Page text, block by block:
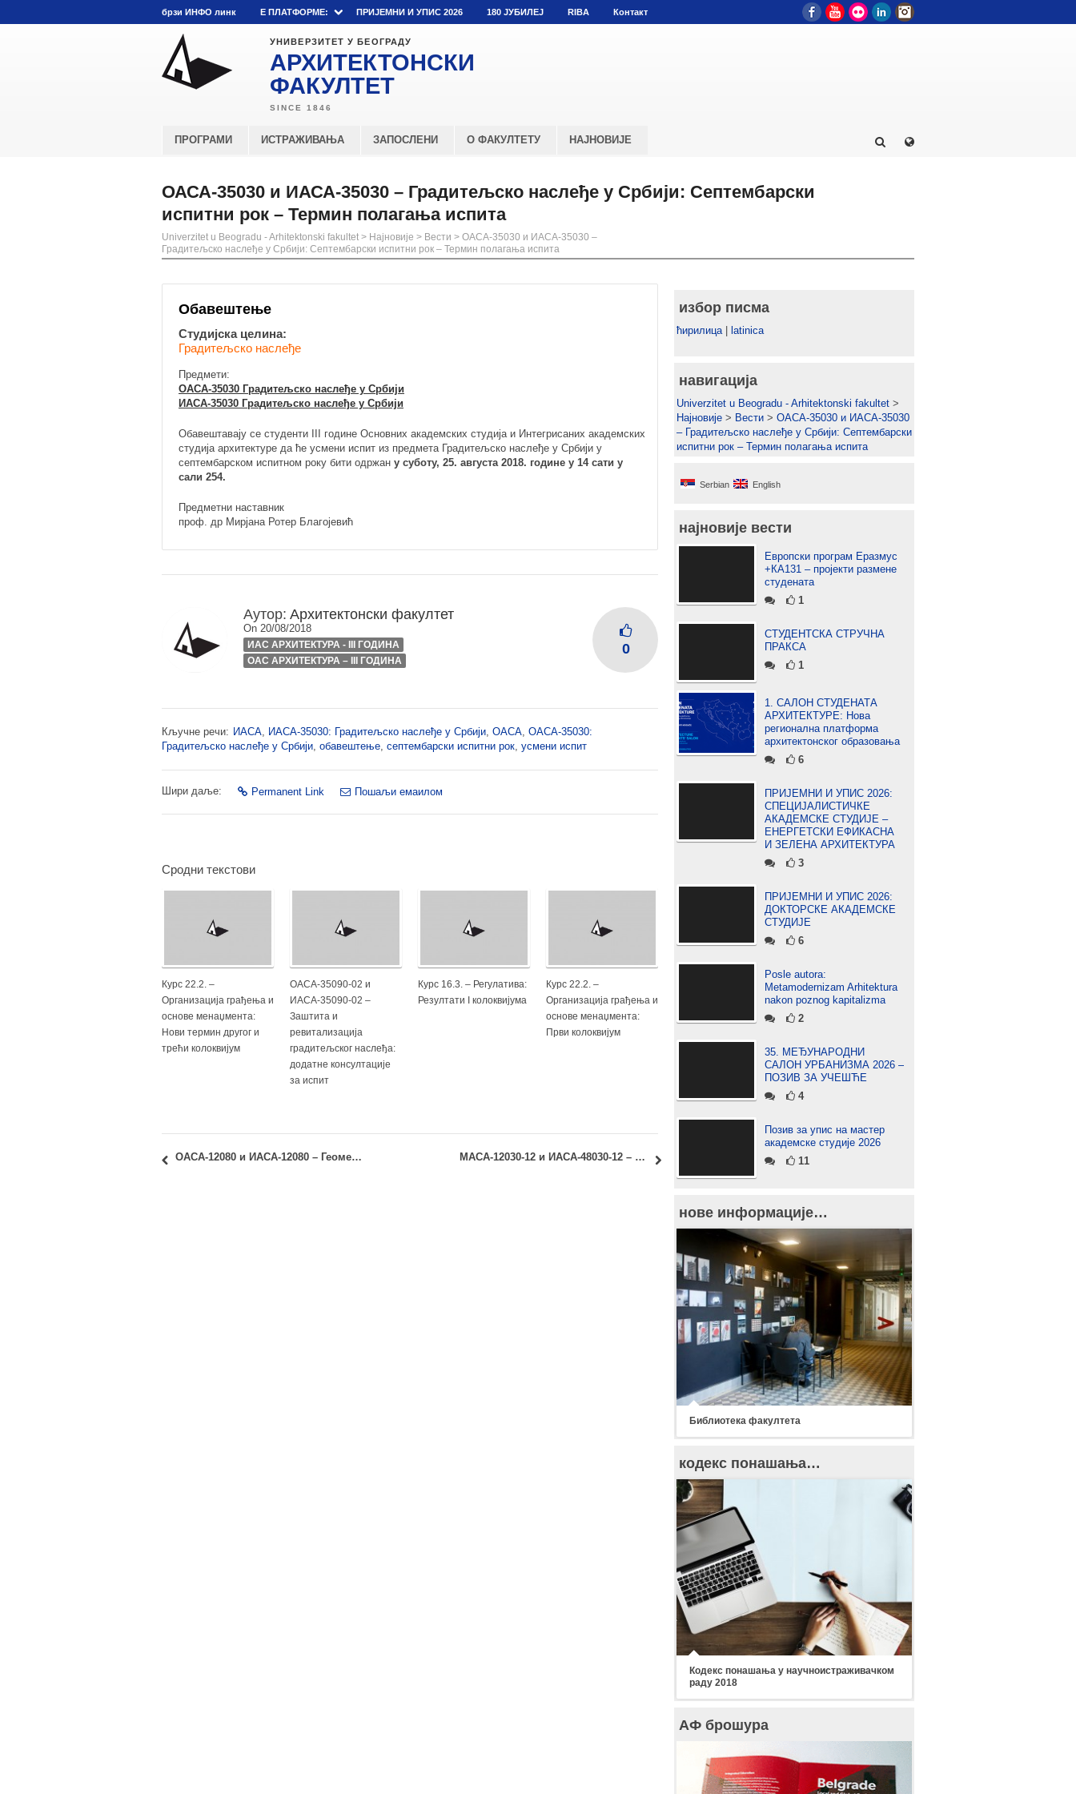
брзи ИНФО линк E ПЛАТФОРМЕ: ПРИЈЕМНИ И УПИС 2026 180 ЈУБИЛЕЈ RIBA Контакт FacebookYouTube
Flickr LinkedIn
УНИВЕРЗИТЕТ У БЕОГРАДУ
АРХИТЕКТОНСКИ
ФАКУЛТЕТ
ПРОГРАМИ ИСТРАЖИВАЊА ЗАПОСЛЕНИ О ФАКУЛТЕТУ НАЈНОВИЈЕ
ОАСА-35030 и ИАСА-35030 – Градитељско наслеђе у Србији: Септембарски
испитни рок – Термин полагања испита
Univerzitet u Beogradu - Arhitektonski fakultet > Најновије > Вести > ОАСА-35030 и ИАСА-35030 –
Градитељско наслеђе у Србији: Септембарски испитни рок – Термин полагања испита
Обавештење
Студијска целина:
Градитељско наслеђе
Предмети:
ОАСА-35030 Градитељско наслеђе у Србији
ИАСА-35030 Градитељско наслеђе у Србији
Обавештавају се студенти III године Основних академских студија и Интегрисаних академских
студија архитектуре да ће усмени испит из предмета Градитељско наслеђе у Србији у
септембарском испитном року бити одржан у суботу, 25. августа 2018. године у 14 сати у
сали 254.
Предметни наставник
проф. др Мирјана Ротер Благојевић
Аутор: Архитектонски факултет
On 20/08/2018
ИАС АРХИТЕКТУРА - III ГОДИНА
ОАС АРХИТЕКТУРА – III ГОДИНА
0
Кључне речи: ИАСА, ИАСА-35030: Градитељско наслеђе у Србији, ОАСА, ОАСА-35030:
Градитељско наслеђе у Србији, обавештење, септембарски испитни рок, усмени испит
Шири даље: Permanent Link Пошаљи емаилом
Сродни текстови
Курс 22.2. –
Организација грађења и
основе менаџмента:
Нови термин другог и
трећи колоквијум
ОАСА-35090-02 и
ИАСА-35090-02 –
Заштита и
ревитализација
градитељског наслеђа:
додатне консултације
за испит
Курс 16.3. – Регулатива:
Резултати I колоквијума
Курс 22.2. –
Организација грађења и
основе менаџмента:
Први колоквијум
ОАСА-12080 и ИАСА-12080 – Геометрија облика 2: Последњи термин за достављање оправдања МАСА-12030-12 и ИАСА-48030-12 – Средњовековни утврђени градови у Србији: Септембарски испитни рок – Термин консултација
избор писма
ћирилица| latinica
навигација
Univerzitet u Beogradu - Arhitektonski fakultet >
Најновије > Вести > ОАСА-35030 и ИАСА-35030
– Градитељско наслеђе у Србији: Септембарски
испитни рок – Термин полагања испита
Serbian English
најновије вести
Европски програм Еразмус
+КА131 – пројекти размене
студената
1
СТУДЕНТСКА СТРУЧНА
ПРАКСА
1
1. САЛОН СТУДЕНАТА
АРХИТЕКТУРЕ: Нова
регионална платформа
архитектонског образовања
6
ПРИЈЕМНИ И УПИС 2026:
СПЕЦИЈАЛИСТИЧКЕ
АКАДЕМСКЕ СТУДИЈЕ –
ЕНЕРГЕТСКИ ЕФИКАСНА
И ЗЕЛЕНА АРХИТЕКТУРА
3
ПРИЈЕМНИ И УПИС 2026:
ДОКТОРСКЕ АКАДЕМСКЕ
СТУДИЈЕ
6
Posle autora:
Metamodernizam Arhitektura
nakon poznog kapitalizma
2
35. МЕЂУНАРОДНИ
САЛОН УРБАНИЗМА 2026 –
ПОЗИВ ЗА УЧЕШЋЕ
4
Позив за упис на мастер
академске студије 2026
11
нове информације…
Библиотека факултета
кодекс понашања…
Кодекс понашања у научноистраживачком
раду 2018
АФ брошура